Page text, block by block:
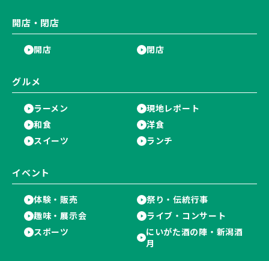
開店・閉店
開店 閉店
グルメ
ラーメン
現地レポート
和食
洋食
スイーツ
ランチ
イベント
体験・販売
祭り・伝統行事
趣味・展示会
ライブ・コンサート
スポーツ
にいがた酒の陣・新潟酒
月